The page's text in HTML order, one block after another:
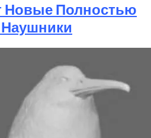
Новые Полностью